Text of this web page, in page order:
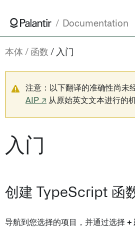
Documentation
本体 函数 入门
注意：以下翻译的准确性尚未
AIP ↗ 从原始英文文本进行的
入门
创建 TypeScript 函
导航到您选择的项目，并通过选择 +